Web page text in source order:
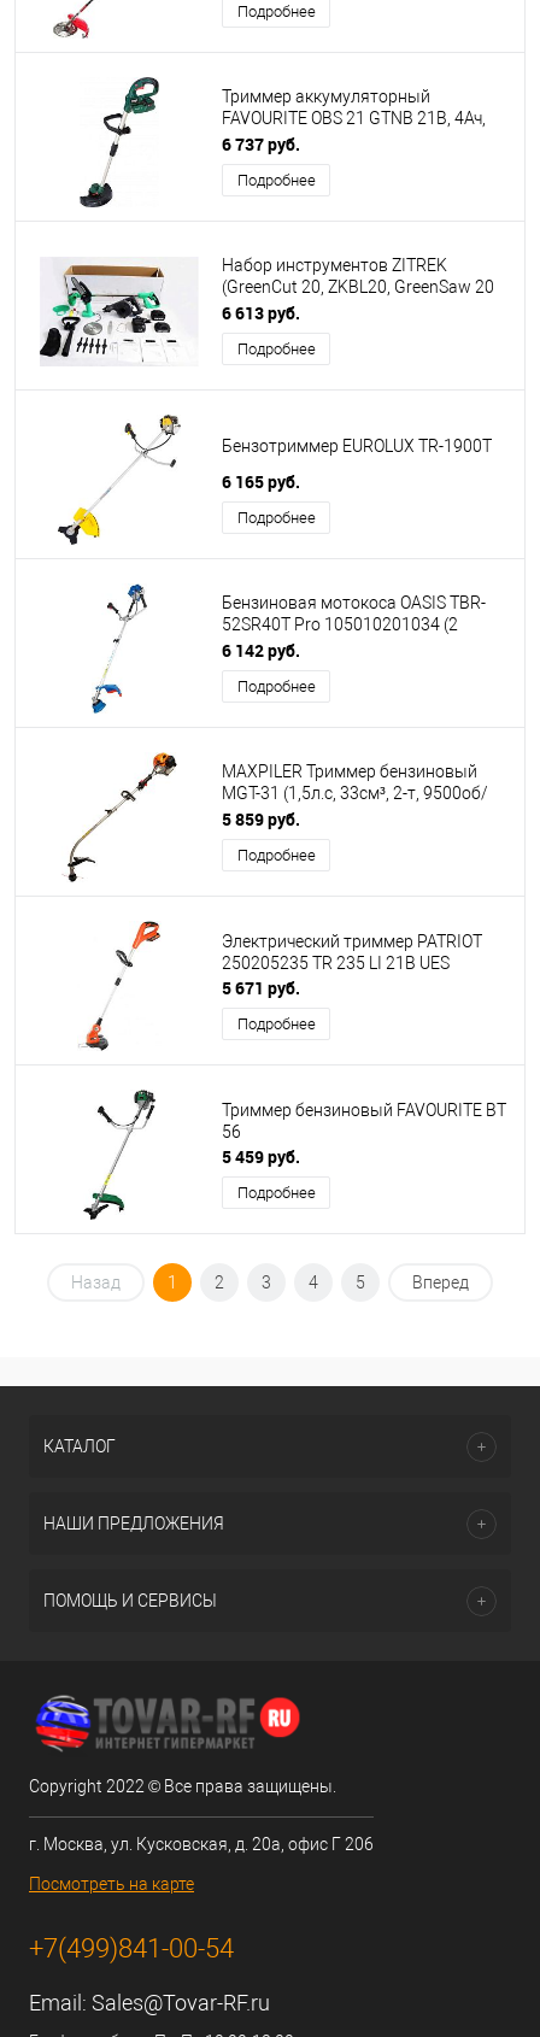
Подробнее
Триммер аккумуляторный
FAVOURITE OBS 21 GTNB 21В, 4Ач,
бесщет.двиг.,(1 аккум 4 а/ч, з/у)
6 737 руб.
Подробнее
Набор инструментов ZITREK
(GreenCut 20, ZKBL20, GreenSaw 20
Extra Power) 3 в 1, 1х2.0Ач, 1х4.0Ач
082-2022
6 613 руб.
Подробнее
Бензотриммер EUROLUX TR-1900T
6 165 руб.
Подробнее
Бензиновая мотокоса OASIS TBR-
52SR40T Pro 105010201034 (2
коробки)
6 142 руб.
Подробнее
MAXPILER Триммер бензиновый
MGT-31 (1,5л.с, 33см³, 2-т, 9500об/
мин, бак 1.0л, Ø380мм,
леска,ремень)
5 859 руб.
Подробнее
Электрический триммер PATRIOT
250205235 TR 235 LI 21B UES
5 671 руб.
Подробнее
Триммер бензиновый FAVOURITE BT
56
5 459 руб.
Подробнее
Назад 1 2 3 4 5 Вперед
КАТАЛОГ
НАШИ ПРЕДЛОЖЕНИЯ
ПОМОЩЬ И СЕРВИСЫ
Copyright 2022 © Все права защищены.
г. Москва, ул. Кусковская, д. 20а, офис Г 206
Посмотреть на карте
+7(499)841-00-54
Email: Sales@Tovar-RF.ru